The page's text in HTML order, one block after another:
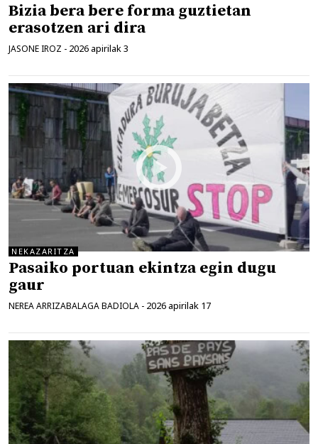
Bizia bera bere forma guztietan
erasotzen ari dira
JASONE IROZ - 2026 apirilak 3
NEKAZARITZA
Pasaiko portuan ekintza egin dugu
gaur
NEREA ARRIZABALAGA BADIOLA - 2026 apirilak 17